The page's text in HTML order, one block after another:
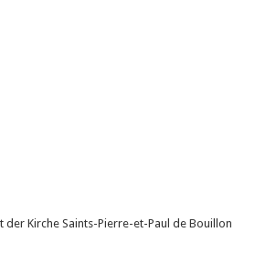
Kirche Saints-Pierre-et-Paul de Bouillon